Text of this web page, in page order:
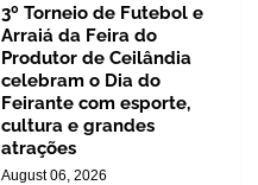
3º Torneio de Futebol e
Arraiá da Feira do
Produtor de Ceilândia
celebram o Dia do
Feirante com esporte,
cultura e grandes
atrações
August 06, 2026